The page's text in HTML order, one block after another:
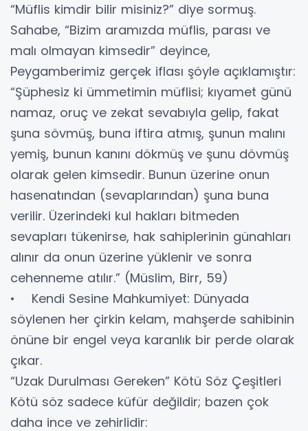
“Müflis kimdir bilir misiniz?” diye sormuş.
Sahabe, “Bizim aramızda müflis, parası ve
malı olmayan kimsedir” deyince,
Peygamberimiz gerçek iflası şöyle açıklamıştır:
“Şüphesiz ki ümmetimin müflisi; kıyamet günü
namaz, oruç ve zekat sevabıyla gelip, fakat
şuna sövmüş, buna iftira atmış, şunun malını
yemiş, bunun kanını dökmüş ve şunu dövmüş
olarak gelen kimsedir. Bunun üzerine onun
hasenatından (sevaplarından) şuna buna
verilir. Üzerindeki kul hakları bitmeden
sevapları tükenirse, hak sahiplerinin günahları
alınır da onun üzerine yüklenir ve sonra
cehenneme atılır.” (Müslim, Birr, 59)
• Kendi Sesine Mahkumiyet: Dünyada
söylenen her çirkin kelam, mahşerde sahibinin
önüne bir engel veya karanlık bir perde olarak
çıkar.
“Uzak Durulması Gereken” Kötü Söz Çeşitleri
Kötü söz sadece küfür değildir; bazen çok
daha ince ve zehirlidir: